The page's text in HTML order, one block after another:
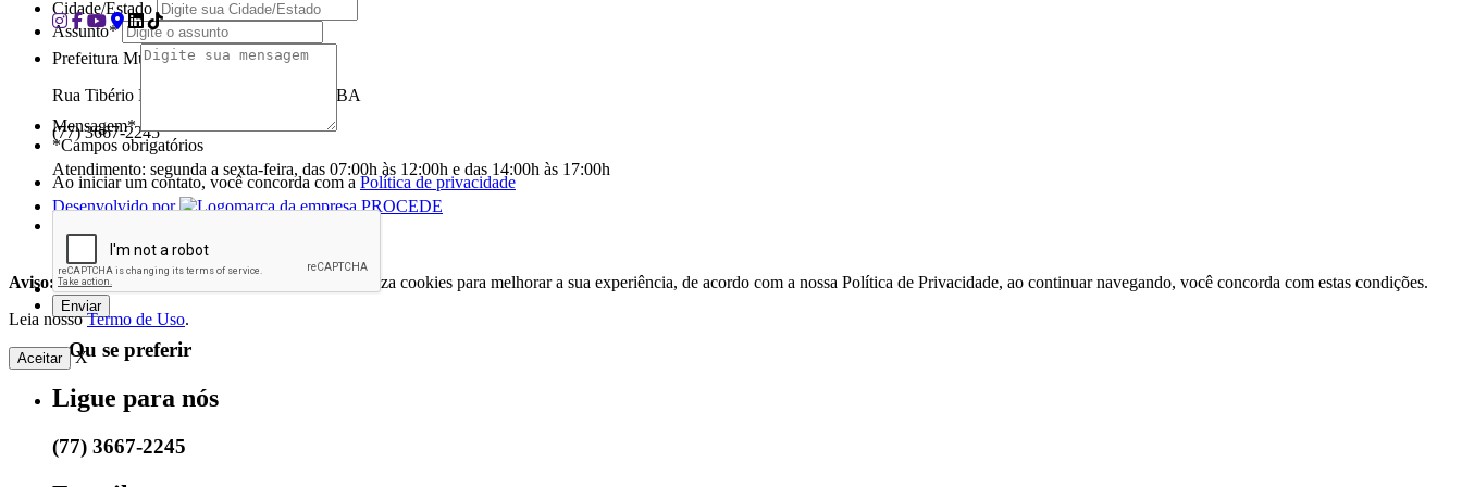
Cidade/Estado
Assunto*
Mensagem*
*Campos obrigatórios
Ao iniciar um contato, você concorda com a Política de privacidade
...Ou se preferir
Ligue para nós
(77) 3667-2245
Prefeitura Municipal de Pindaí - Bahia
Rua Tibério Fausto, 426, Centro - Pindaí/BA
(77) 3667-2245
Atendimento: segunda a sexta-feira, das 07:00h às 12:00h e das 14:00h às 17:00h
Desenvolvido por
Aviso: O Portal da Prefeitura Municipal de Pindai utiliza cookies para melhorar a sua experiência, de acordo com a nossa Política de Privacidade, ao continuar navegando, você concorda com estas condições.
Leia nossoTermo de Uso.
Aceitar X